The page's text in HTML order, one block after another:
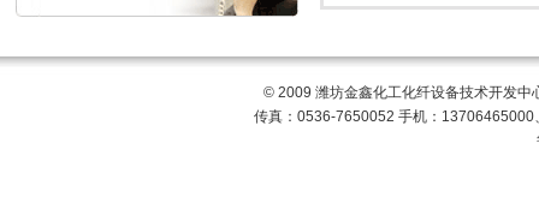
© 2009 潍坊金鑫化工化纤设备技术开发
传真：0536-7650052 手机：